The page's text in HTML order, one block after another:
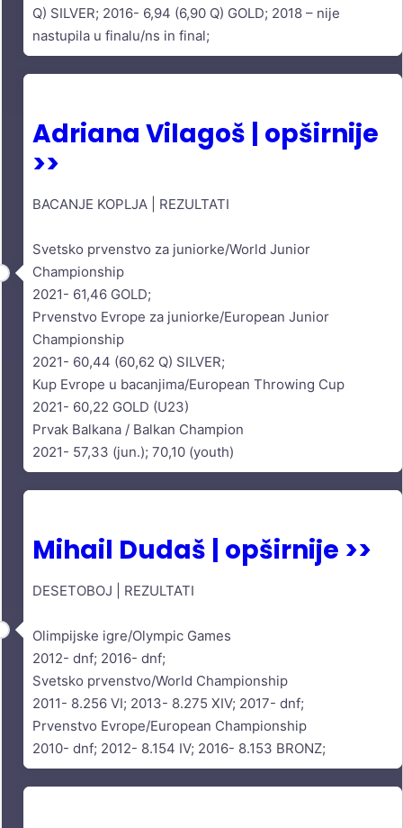
Q) SILVER; 2016- 6,94 (6,90 Q) GOLD; 2018 – nije
nastupila u finalu/ns in final;
Adriana Vilagoš | opširnije
>>
BACANJE KOPLJA | REZULTATI
Svetsko prvenstvo za juniorke/World Junior
Championship
2021- 61,46 GOLD;
Prvenstvo Evrope za juniorke/European Junior
Championship
2021- 60,44 (60,62 Q) SILVER;
Kup Evrope u bacanjima/European Throwing Cup
2021- 60,22 GOLD (U23)
Prvak Balkana / Balkan Champion
2021- 57,33 (jun.); 70,10 (youth)
Mihail Dudaš | opširnije >>
DESETOBOJ | REZULTATI
Olimpijske igre/Olympic Games
2012- dnf; 2016- dnf;
Svetsko prvenstvo/World Championship
2011- 8.256 VI; 2013- 8.275 XIV; 2017- dnf;
Prvenstvo Evrope/European Championship
2010- dnf; 2012- 8.154 IV; 2016- 8.153 BRONZ;